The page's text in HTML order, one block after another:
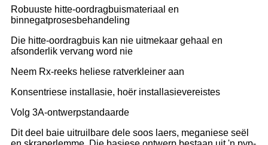
Robuuste hitte-oordragbuismateriaal en
binnegatprosesbehandeling
Die hitte-oordragbuis kan nie uitmekaar gehaal en
afsonderlik vervang word nie
Neem Rx-reeks heliese ratverkleiner aan
Konsentriese installasie, hoër installasievereistes
Volg 3A-ontwerpstandaarde
Dit deel baie uitruilbare dele soos laers, meganiese seël